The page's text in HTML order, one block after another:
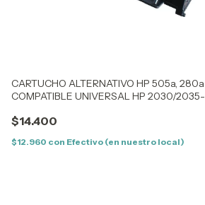
CARTUCHO ALTERNATIVO HP 505a, 280a
COMPATIBLE UNIVERSAL HP 2030/2035-
$14.400
$12.960 con Efectivo (en nuestro local)